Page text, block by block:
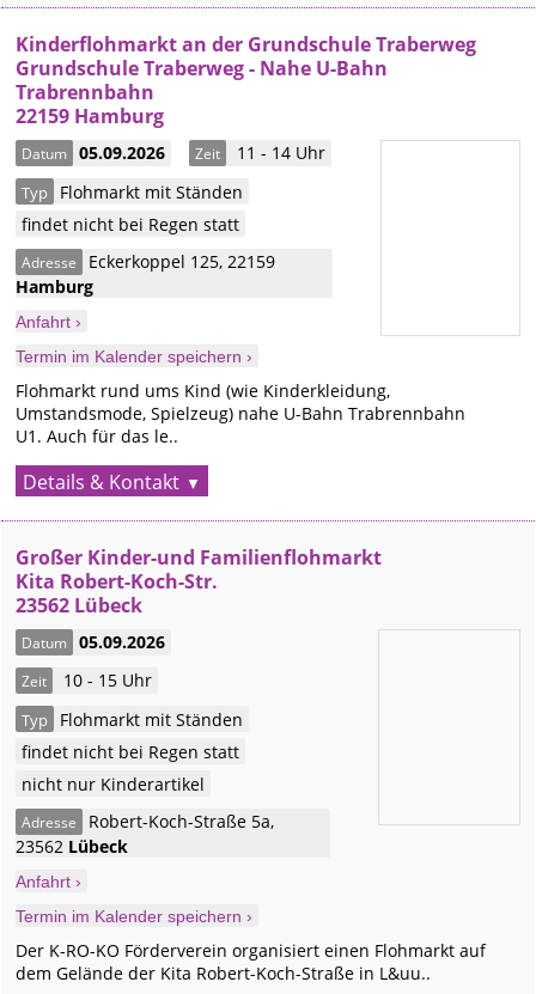
Kinderflohmarkt an der Grundschule Traberweg
Grundschule Traberweg - Nahe U-Bahn
Trabrennbahn
22159 Hamburg
Datum 05.09.2026 Zeit 11 - 14 Uhr
Typ
Flohmarkt mit Ständen
findet nicht bei Regen statt
Adresse Eckerkoppel 125,22159
Hamburg
Anfahrt ›
Termin im Kalender speichern ›
Flohmarkt rund ums Kind (wie Kinderkleidung,
Umstandsmode, Spielzeug) nahe U-Bahn Trabrennbahn
U1. Auch für das le..
Details & Kontakt
Großer Kinder-und Familienflohmarkt
Kita Robert-Koch-Str.
23562 Lübeck
Datum 05.09.2026
Zeit 10 - 15 Uhr
Typ
Flohmarkt mit Ständen
findet nicht bei Regen statt
nicht nur Kinderartikel
Adresse Robert-Koch-Straße 5a,
23562 Lübeck
Anfahrt ›
Termin im Kalender speichern ›
Der K-RO-KO Förderverein organisiert einen Flohmarkt auf
dem Gelände der Kita Robert-Koch-Straße in L&uu..